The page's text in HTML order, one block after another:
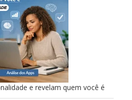
e revelam quem você é